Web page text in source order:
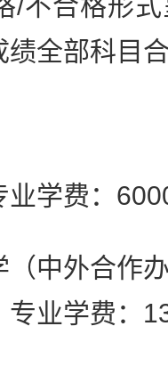
绩全部科目
学费：
中外合作办
专业学费：